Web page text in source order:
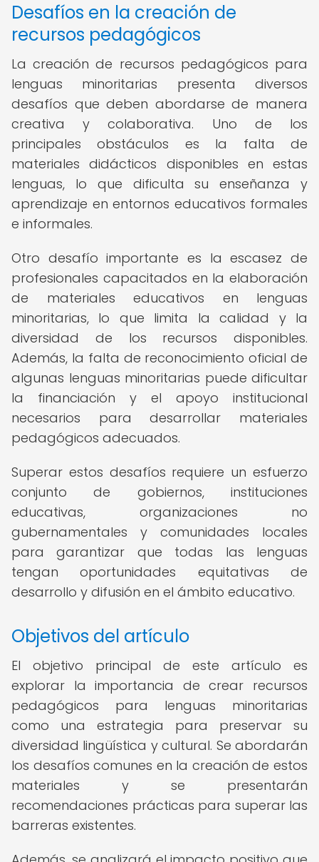
Desafíos en la creación de
recursos pedagógicos
La creación de recursos pedagógicos para
lenguas minoritarias presenta diversos
desafíos que deben abordarse de manera
creativa y colaborativa. Uno de los
principales obstáculos es la falta de
materiales didácticos disponibles en estas
lenguas, lo que dificulta su enseñanza y
aprendizaje en entornos educativos formales
e informales.
Otro desafío importante es la escasez de
profesionales capacitados en la elaboración
de materiales educativos en lenguas
minoritarias, lo que limita la calidad y la
diversidad de los recursos disponibles.
Además, la falta de reconocimiento oficial de
algunas lenguas minoritarias puede dificultar
la financiación y el apoyo institucional
necesarios para desarrollar materiales
pedagógicos adecuados.
Superar estos desafíos requiere un esfuerzo
conjunto de gobiernos, instituciones
educativas, organizaciones no
gubernamentales y comunidades locales
para garantizar que todas las lenguas
tengan oportunidades equitativas de
desarrollo y difusión en el ámbito educativo.
Objetivos del artículo
El objetivo principal de este artículo es
explorar la importancia de crear recursos
pedagógicos para lenguas minoritarias
como una estrategia para preservar su
diversidad lingüística y cultural. Se abordarán
los desafíos comunes en la creación de estos
materiales y se presentarán
recomendaciones prácticas para superar las
barreras existentes.